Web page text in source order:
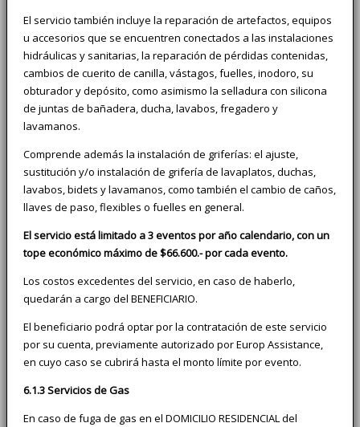
El servicio también incluye la reparación de artefactos, equipos
u accesorios que se encuentren conectados a las instalaciones
hidráulicas y sanitarias, la reparación de pérdidas contenidas,
cambios de cuerito de canilla, vástagos, fuelles, inodoro, su
obturador y depósito, como asimismo la selladura con silicona
de juntas de bañadera, ducha, lavabos, fregadero y
lavamanos.
Comprende además la instalación de griferías: el ajuste,
sustitución y/o instalación de grifería de lavaplatos, duchas,
lavabos, bidets y lavamanos, como también el cambio de caños,
llaves de paso, flexibles o fuelles en general.
El servicio está limitado a 3 eventos por año calendario, con un
tope económico máximo de $66.600.- por cada evento.
Los costos excedentes del servicio, en caso de haberlo,
quedarán a cargo del BENEFICIARIO.
El beneficiario podrá optar por la contratación de este servicio
por su cuenta, previamente autorizado por Europ Assistance,
en cuyo caso se cubrirá hasta el monto límite por evento.
6.1.3 Servicios de Gas
En caso de fuga de gas en el DOMICILIO RESIDENCIAL del